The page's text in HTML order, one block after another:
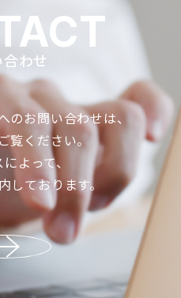
わせ
のお問い合わせは、
覧ください。
よって、
しております。